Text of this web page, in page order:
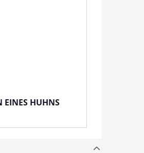
EINES HUHNS